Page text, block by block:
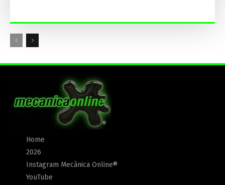
Home
2026
Instagram Mecânica Online®
YouTube